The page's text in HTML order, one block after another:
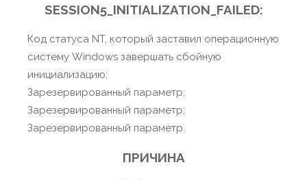
SESSION5_INITIALIZATION_FAILED:
Код статуса NT, который заставил операционную
систему Windows завершать сбойную
инициализацию;
Зарезервированный параметр;
Зарезервированный параметр;
Зарезервированный параметр.
ПРИЧИНА